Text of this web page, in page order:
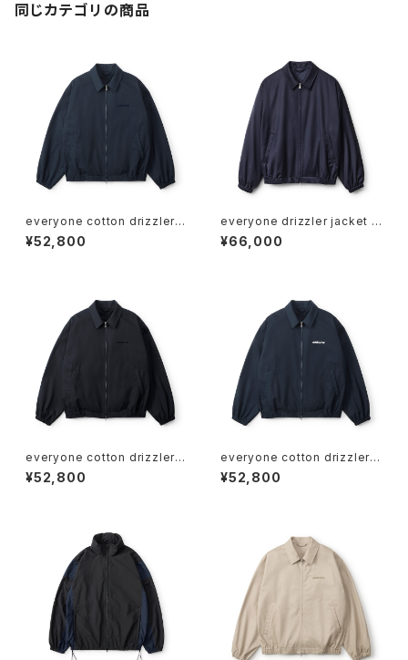
同じカテゴリの商品
everyone cotton drizzler j
acket (NAVY/NAVY)
¥52,800
everyone drizzler jacket b
y Loro Piana (NAVY)
¥66,000
everyone cotton drizzler j
acket (BLACK/BLACK)
¥52,800
everyone cotton drizzler j
acket (NAVY/WHITE)
¥52,800